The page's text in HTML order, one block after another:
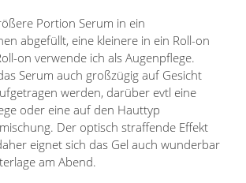
Portion Serum in ein
abgefüllt, eine kleinere in ein Roll-on
on verwende ich als Augenpflege.
Serum auch großzügig auf Gesicht
werden, darüber evtl eine
oder eine auf den Hauttyp
Der optisch straffende Effekt
eignet sich das Gel auch wunderbar
am Abend.